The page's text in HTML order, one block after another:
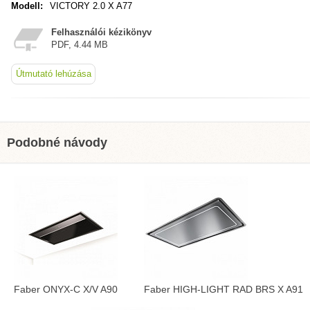
Modell:
VICTORY 2.0 X A77
Felhasználói kézikönyv
PDF, 4.44 MB
Útmutató lehúzása
Podobné návody
Faber ONYX-C X/V A90 Faber HIGH-LIGHT RAD BRS X A91